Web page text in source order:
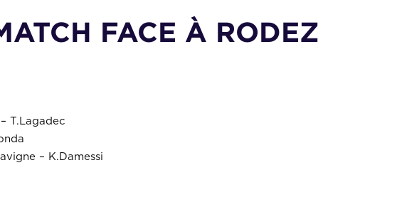
FACE À RODEZ
T.Lagadec
– K.Damessi